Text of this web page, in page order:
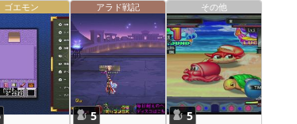
ゴエモン アラド戦記
5
その他
5